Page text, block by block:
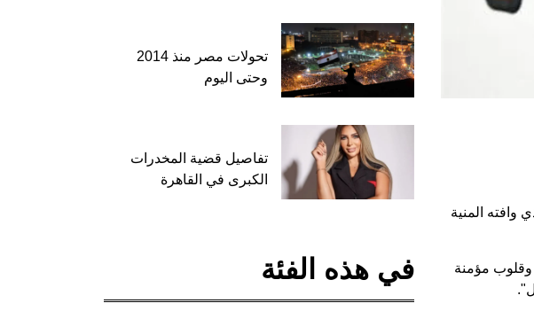
وافته المنية
وقلوب مؤمنة
تحولات مصر منذ 2014
وحتى اليوم
تفاصيل قضية المخدرات
الكبرى في القاهرة
في هذه الفئة